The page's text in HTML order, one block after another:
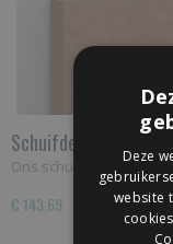
Schuifdeursysteem
Ons
€ 143,69
Deze
website